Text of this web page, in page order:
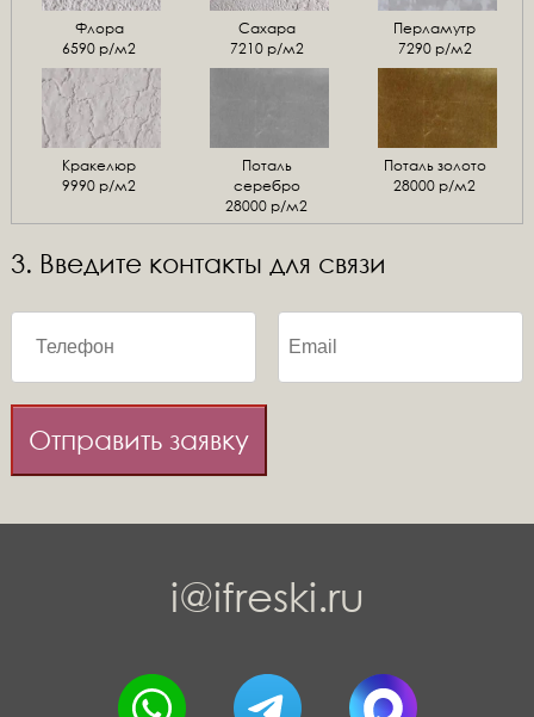
Флора
6590 р/м2
Сахара
7210 р/м2
Перламутр
7290 р/м2
Кракелюр
9990 р/м2
Поталь
серебро
28000 р/м2
Поталь золото
28000 р/м2
3. Введите контакты для связи
Отправить заявку
i@ifreski.ru